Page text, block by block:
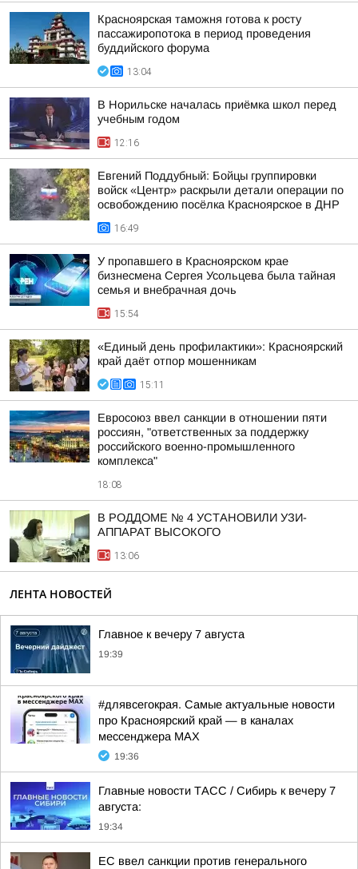
Красноярская таможня готова к росту
пассажиропотока в период проведения
буддийского форума
13:04
В Норильске началась приёмка школ перед
учебным годом
12:16
Евгений Поддубный: Бойцы группировки
войск «Центр» раскрыли детали операции по
освобождению посёлка Красноярское в ДНР
16:49
У пропавшего в Красноярском крае
бизнесмена Сергея Усольцева была тайная
семья и внебрачная дочь
15:54
«Единый день профилактики»: Красноярский
край даёт отпор мошенникам
15:11
Евросоюз ввел санкции в отношении пяти
россиян, "ответственных за поддержку
российского военно-промышленного
комплекса"
18:08
В РОДДОМЕ № 4 УСТАНОВИЛИ УЗИ-
АППАРАТ ВЫСОКОГО
13:06
ЛЕНТА НОВОСТЕЙ
Главное к вечеру 7 августа
19:39
#длявсегокрая. Самые актуальные новости
про Красноярский край — в каналах
мессенджера MAX
19:36
Главные новости ТАСС / Сибирь к вечеру 7
августа:
19:34
ЕС ввел санкции против генерального